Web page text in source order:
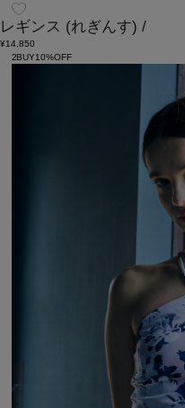
レギンス (れぎんす) /
¥14,850
2BUY10%OFF